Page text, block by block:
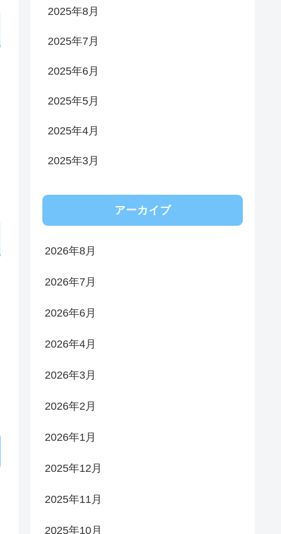
2025年8月
2025年7月
2025年6月
2025年5月
2025年4月
2025年3月
アーカイブ
2026年8月
2026年7月
2026年6月
2026年4月
2026年3月
2026年2月
2026年1月
2025年12月
2025年11月
2025年10月